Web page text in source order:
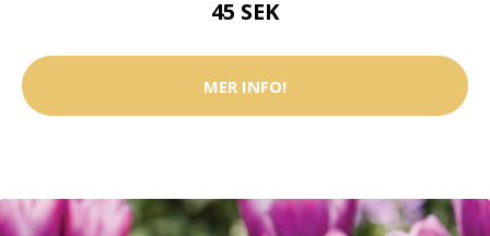
45 SEK
MER INFO!